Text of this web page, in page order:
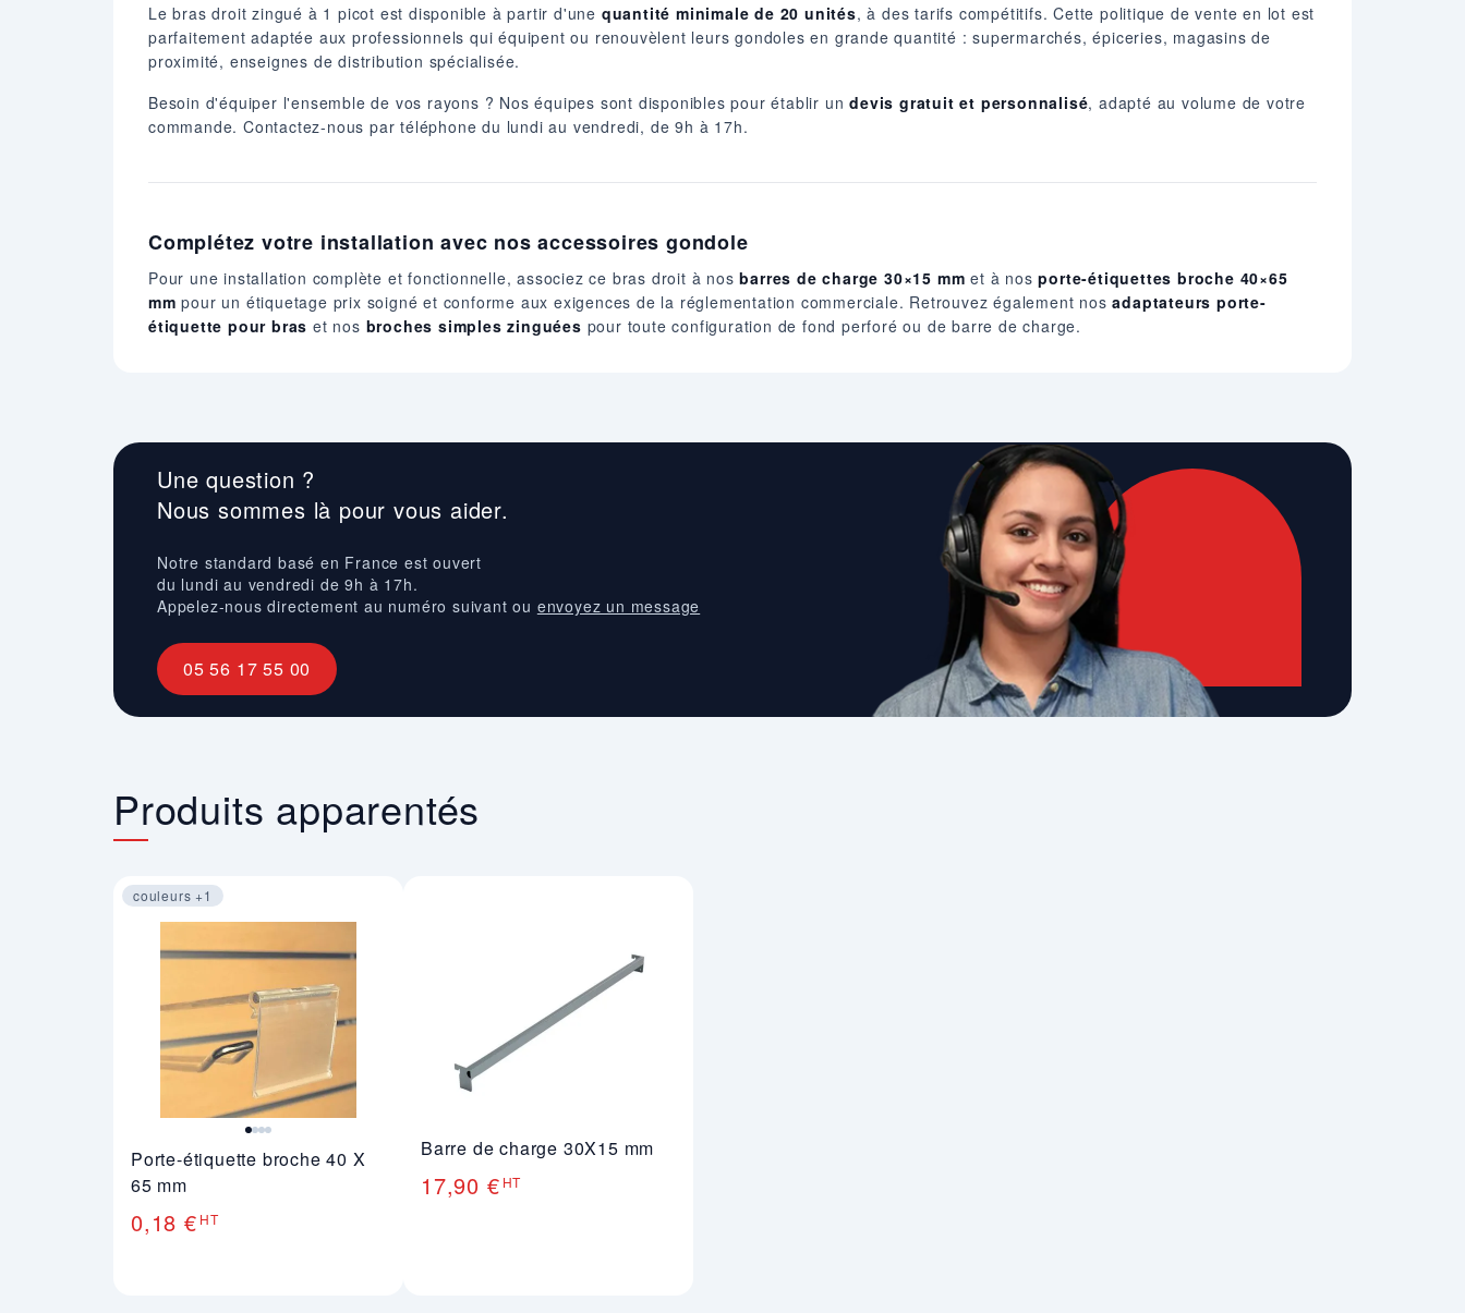
Le bras droit zingué à 1 picot est disponible à partir d'une quantité minimale de 20 unités, à des tarifs compétitifs. Cette politique de vente en lot est
parfaitement adaptée aux professionnels qui équipent ou renouvèlent leurs gondoles en grande quantité : supermarchés, épiceries, magasins de
proximité, enseignes de distribution spécialisée.
Besoin d'équiper l'ensemble de vos rayons ? Nos équipes sont disponibles pour établir undevis gratuit et personnalisé, adapté au volume de votre
commande. Contactez-nous par téléphone du lundi au vendredi, de 9h à 17h.
Complétez votre installation avec nos accessoires gondole
Pour une installation complète et fonctionnelle, associez ce bras droit à nosbarres de charge 30×15 mm et à nosporte-étiquettes broche 40×65
mm pour un étiquetage prix soigné et conforme aux exigences de la réglementation commerciale. Retrouvez également nosadaptateurs porte-
étiquette pour bras et nos broches simples zinguées pour toute configuration de fond perforé ou de barre de charge.
Une question ?
Nous sommes là pour vous aider.
Notre standard basé en France est ouvert
du lundi au vendredi de 9h à 17h.
Appelez-nous directement au numéro suivant ou envoyez un message
05 56 17 55 00
Produits apparentés
couleurs +1
Porte-étiquette broche 40 X
65 mm
0,18 € HT
Barre de charge 30X15 mm
17,90 € HT